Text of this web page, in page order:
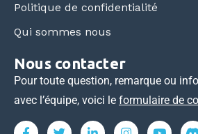
Politique de confidentialité
Qui sommes nous
Nous contacter
Pour toute question, remarque ou
avec l’équipe, voici le formulaire de